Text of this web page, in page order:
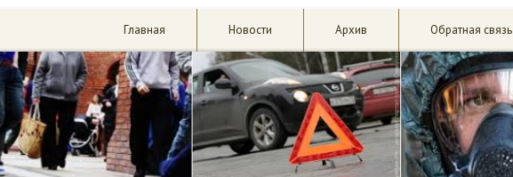
Главная Новости Архив Обратная связь